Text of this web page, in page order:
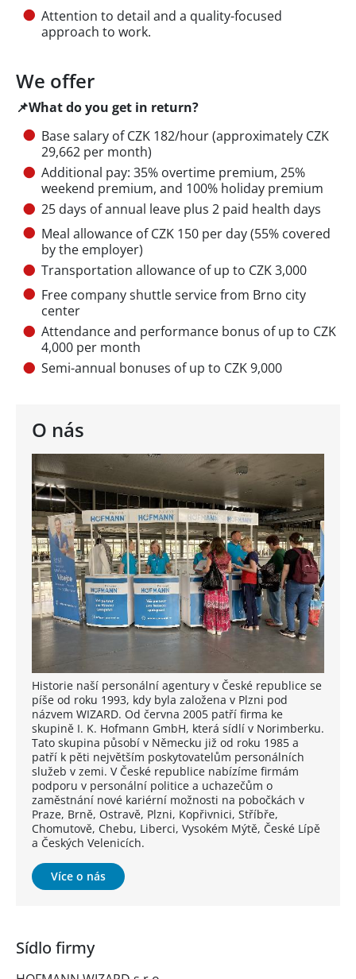
O nás
Historie naší personální agentury v České republice se
píše od roku 1993, kdy byla založena v Plzni pod
názvem WIZARD. Od června 2005 patří firma ke
skupině I. K. Hofmann GmbH, která sídlí v Norimberku.
Tato skupina působí v Německu již od roku 1985 a
patří k pěti největším poskytovatelům personálních
služeb v zemi. V České republice nabízíme firmám
podporu v personální politice a uchazečům o
zaměstnání nové kariérní možnosti na pobočkách v
Praze, Brně, Ostravě, Plzni, Kopřivnici, Stříbře,
Chomutově, Chebu, Liberci, Vysokém Mýtě, České Lípě
a Českých Velenicích.
Více o nás
Attention to detail and a quality-focused
approach to work.
We offer
📌What do you get in return?
Base salary of CZK 182/hour (approximately CZK
29,662 per month)
Additional pay: 35% overtime premium, 25%
weekend premium, and 100% holiday premium
25 days of annual leave plus 2 paid health days
Meal allowance of CZK 150 per day (55% covered
by the employer)
Transportation allowance of up to CZK 3,000
Free company shuttle service from Brno city
center
Attendance and performance bonus of up to CZK
4,000 per month
Semi-annual bonuses of up to CZK 9,000
Sídlo firmy